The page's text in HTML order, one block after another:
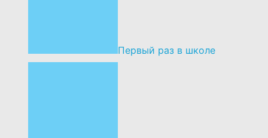
Первый раз в школе